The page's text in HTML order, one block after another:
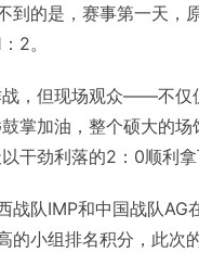
到的是，赛事第一天，
2。
，但现场观众——不仅
掌加油，整个硕大的
干劲利落的2：0顺利拿
战队IMP和中国战队
小组排名积分，此次